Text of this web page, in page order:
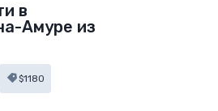
в
Амуре из
$1180